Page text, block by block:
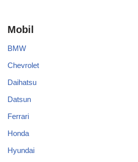
Mobil
BMW
Chevrolet
Daihatsu
Datsun
Ferrari
Honda
Hyundai